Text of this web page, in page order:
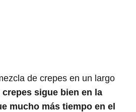
de crepes en un largo
crepes sigue bien en la
mucho más tiempo en el